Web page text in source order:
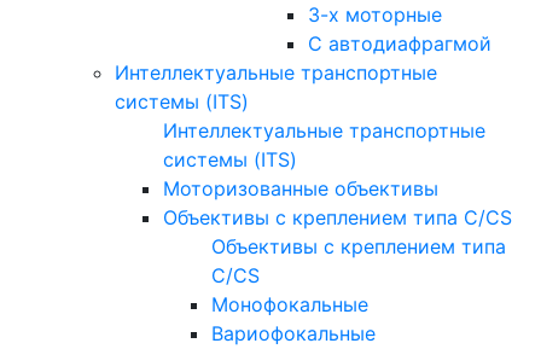
3-х моторные
С автодиафрагмой
Интеллектуальные транспортные
системы (ITS)
Интеллектуальные транспортные
системы (ITS)
Моторизованные объективы
Объективы с креплением типа C/CS
Объективы с креплением типа
C/CS
Монофокальные
Вариофокальные